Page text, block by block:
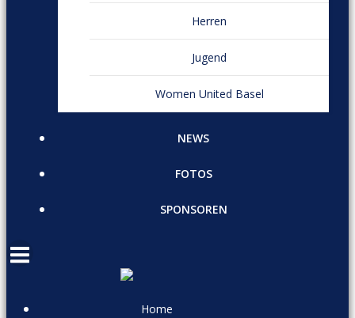
Herren
Jugend
Women United Basel
NEWS
FOTOS
SPONSOREN
Home